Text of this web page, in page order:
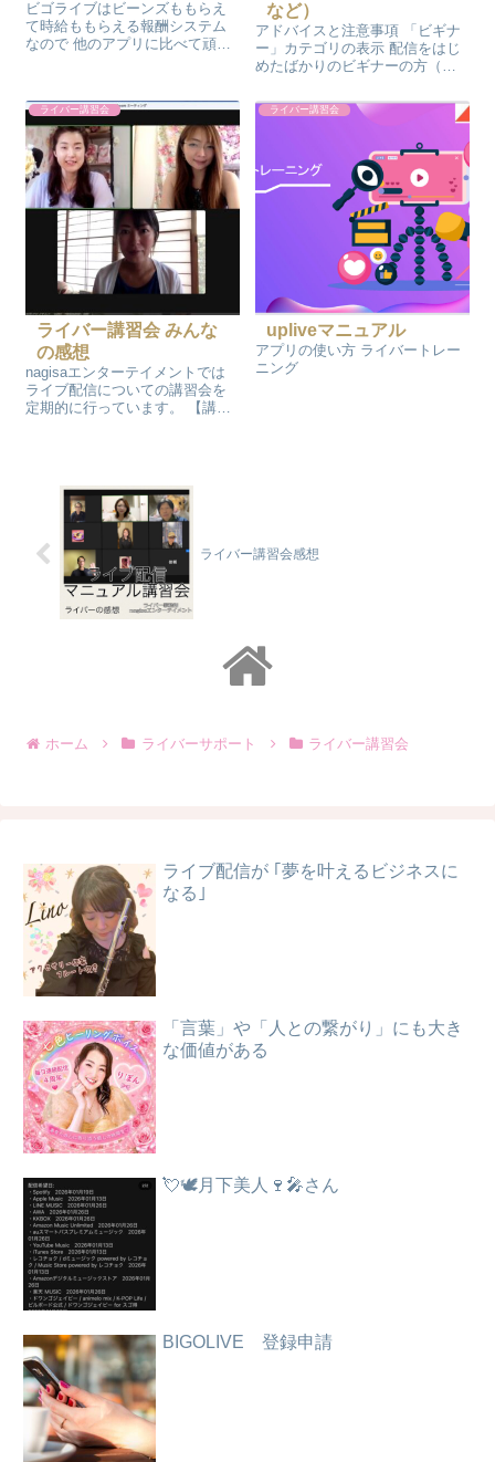
ビゴライブはビーンズももらえ
て時給ももらえる報酬システム
なので 他のアプリに比べて頑張
めです。 ビーンズの換金方法 ビ
ゴアプリの機能説明 ビーンズは
換金やダイヤに替えてもプロフ
や配信...
など）
アドバイスと注意事項 「ビギナ
ー」カテゴリの表示 配信をはじ
めたばかりのビギナーの方（配
れるカテゴリです。 ひよこを受
け取れる最大数 1,000個から
の配信者は自動的に振り分...
ライバー講習会
ライバー講習会 みんな
の感想
nagisaエンターテイメントでは
ライブ配信についての講習会を
定期的に行っています。 【講習
もライバーの中には全然稼げ
ライバー講習会
upliveマニュアル
アプリの使い方 ライバートレー
ニング
ライバー講習会感想
ホーム ライバーサポート ライバー講習会
ライブ配信が ｢夢を叶えるビジネスに
なる｣
「言葉」や「人との繋がり」にも大き
な価値がある
💘🕊️月下美人🍷🎤さん
BIGOLIVE 登録申請